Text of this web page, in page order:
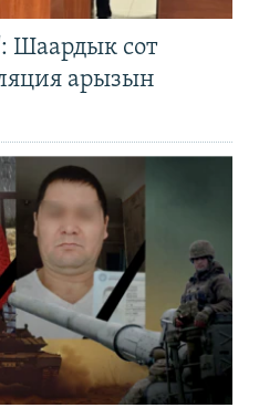
Шаардык сот
арызын